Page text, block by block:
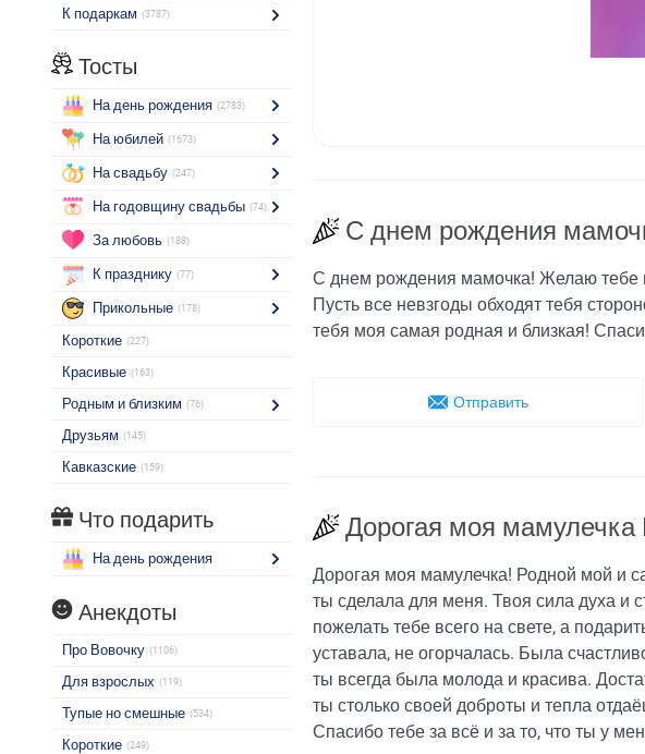
К подаркам (3787)
Тосты
На день рождения (2783)
На юбилей (1673)
На свадьбу (247)
На годовщину свадьбы (74)
За любовь (188)
К празднику (77)
Прикольные (178)
Короткие (227)
Красивые (163)
Родным и близким (76)
Друзьям (145)
Кавказские (159)
Что подарить
На день рождения
Анекдоты
Про Вовочку (1106)
Для взрослых (119)
Тупые но смешные (534)
Короткие (249)
С днем рождения
С днем рождения мамочка! Желаю тебе в
Пусть все невзгоды обходят тебя
тебя моя самая родная и близкая!
Отправить
Дорогая моя мамулечка
Дорогая моя мамулечка! Родной мой и
ты сделала для меня. Твоя сила духа и
пожелать тебе всего на свете, а
уставала, не огорчалась. Была
ты всегда была молода и красива.
ты столько своей доброты и тепла
Спасибо тебе за всё и за то, что ты у